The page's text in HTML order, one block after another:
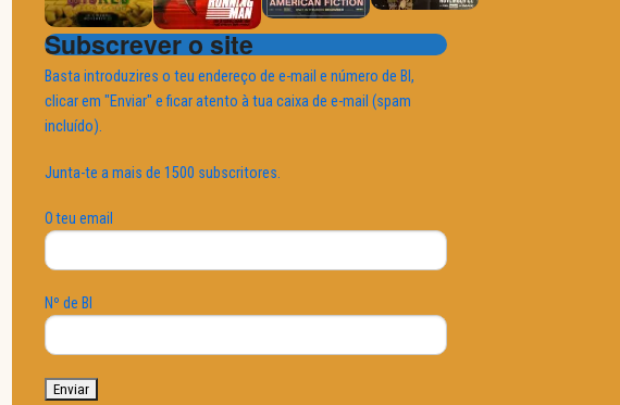
Subscrever o site
Basta introduzires o teu endereço de e-mail e número de BI,
clicar em "Enviar" e ficar atento à tua caixa de e-mail (spam
incluído).
Junta-te a mais de 1500 subscritores.
O teu email
Nº de BI